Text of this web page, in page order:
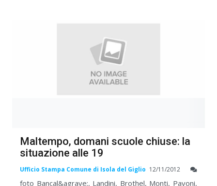
Maltempo, domani scuole chiuse: la
situazione alle 19
Ufficio Stampa Comune di Isola del Giglio 12/11/2012
foto Bancal&agrave;, Landini, Brothel, Monti, Pavoni,